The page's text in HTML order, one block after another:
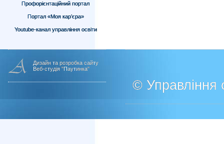
Профорієнтаційний портал
Портал «Моя кар’єра»
Youtube-канал управління освіти
Дизайн та розробка сайту
Веб-студія "Паутинка"
© Управління